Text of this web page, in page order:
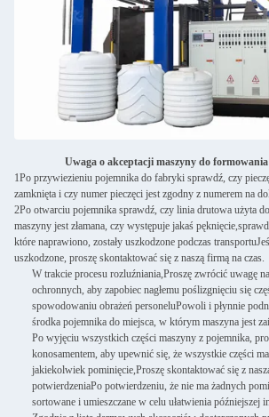
Uwaga o akceptacji maszyny do
1Po przywiezieniu pojemnika do fabryki sprawdź, czy
zamknięta i czy numer pieczęci jest zgodny z numerem na
2Po otwarciu pojemnika sprawdź, czy linia drutowa użyta
maszyny jest złamana, czy występuje jakaś
które naprawiono, zostały uszkodzone podczas
uszkodzone, proszę skontaktować się z naszą firmą na czas.
W trakcie procesu rozluźniania,Proszę zwrócić uwagę
ochronnych, aby zapobiec nagłemu poślizgnięciu się
spowodowaniu obrażeń personeluPowoli i płynnie
środka pojemnika do miejsca, w którym maszyna jest
Po wyjęciu wszystkich części maszyny z pojemnika,
konosamentem, aby upewnić się, że wszystkie części
jakiekolwiek pominięcie,Proszę skontaktować się z
potwierdzeniaPo potwierdzeniu, że nie ma żadnych
sortowane i umieszczane w celu ułatwienia późniejszej